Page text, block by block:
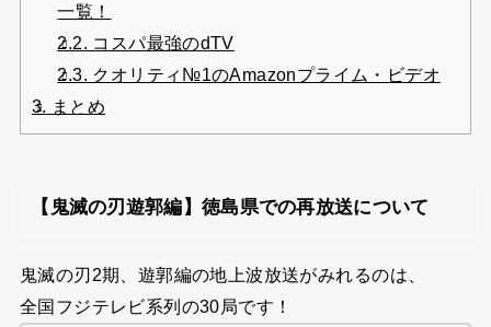
一覧！
2.2. コスパ最強のdTV
2.3. クオリティ№1のAmazonプライム・ビデオ
3. まとめ
【鬼滅の刃遊郭編】徳島県での再放送について
鬼滅の刃2期、遊郭編の地上波放送がみれるのは、
全国フジテレビ系列の30局です！